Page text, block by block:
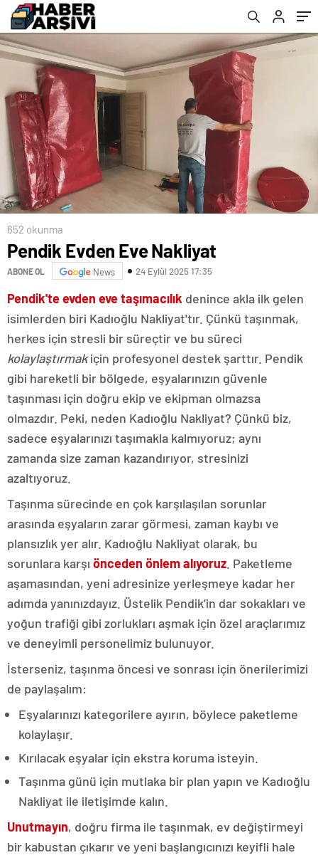
652 okunma
Pendik Evden Eve Nakliyat
ABONE OL News 24 Eylül 2025 17:35
Pendik'te evden eve taşımacılık denince akla ilk gelen
isimlerden biri Kadıoğlu Nakliyat'tır. Çünkü taşınmak,
herkes için stresli bir süreçtir ve bu süreci
kolaylaştırmakiçin profesyonel destek şarttır. Pendik
gibi hareketli bir bölgede, eşyalarınızın güvenle
taşınması için doğru ekip ve ekipman olmazsa
olmazdır. Peki, neden Kadıoğlu Nakliyat? Çünkü biz,
sadece eşyalarınızı taşımakla kalmıyoruz; aynı
zamanda size zaman kazandırıyor, stresinizi
azaltıyoruz.
Taşınma sürecinde en çok karşılaşılan sorunlar
arasında eşyaların zarar görmesi, zaman kaybı ve
plansızlık yer alır. Kadıoğlu Nakliyat olarak, bu
sorunlara karşı önceden önlem alıyoruz . Paketleme
aşamasından, yeni adresinize yerleşmeye kadar her
adımda yanınızdayız. Üstelik Pendik’in dar sokakları ve
yoğun trafiği gibi zorlukları aşmak için özel araçlarımız
ve deneyimli personelimiz bulunuyor.
İsterseniz, taşınma öncesi ve sonrası için önerilerimizi
de paylaşalım:
Eşyalarınızı kategorilere ayırın, böylece paketleme
kolaylaşır.
Kırılacak eşyalar için ekstra koruma isteyin.
Taşınma günü için mutlaka bir plan yapın ve Kadıoğlu
Nakliyat ile iletişimde kalın.
Unutmayın, doğru firma ile taşınmak, ev değiştirmeyi
bir kabustan çıkarır ve yeni başlangıcınızı keyifli hale